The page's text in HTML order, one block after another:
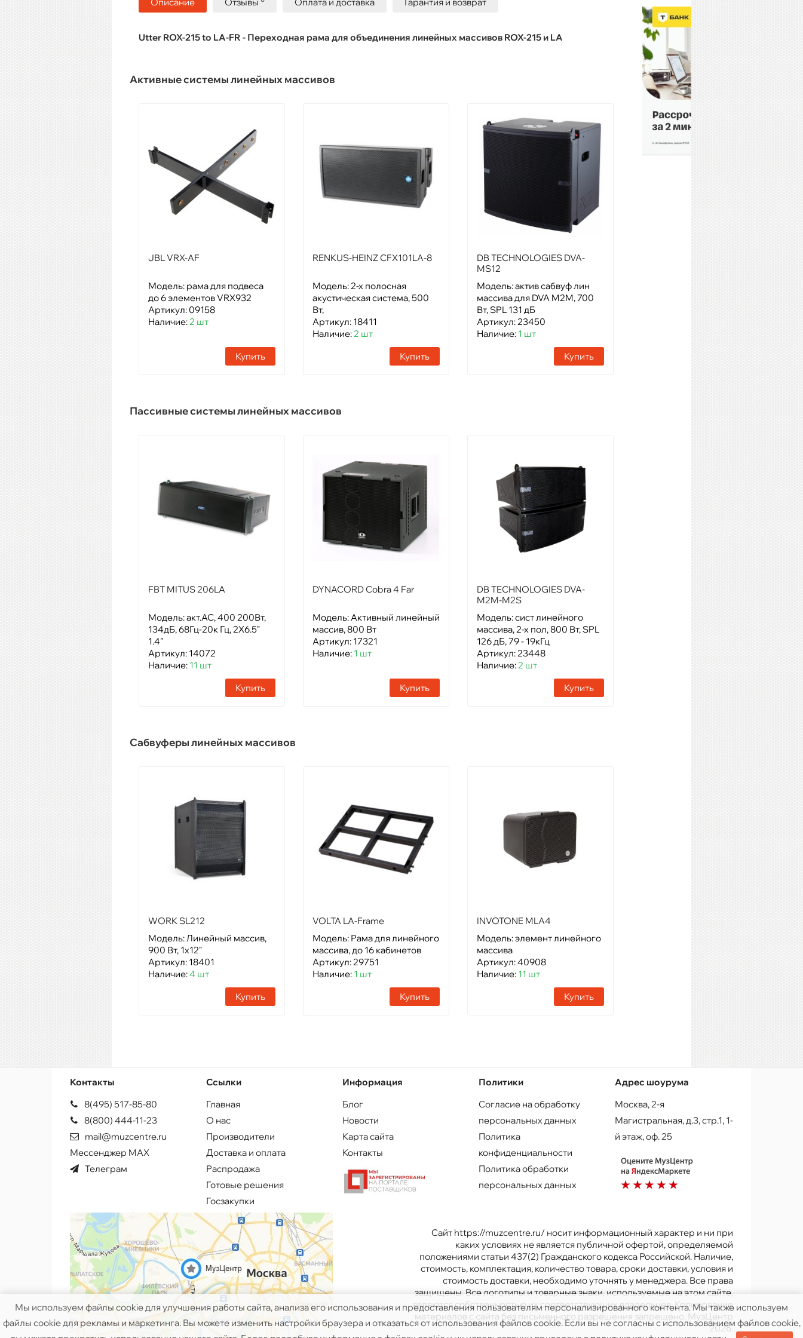
Utter ROX-215 to LA-FR - Переходная рама для объединения линейных массивов ROX-215 и LA
Активные системы линейных массивов
JBL VRX-AF
Модель: рама для подвеса
до 6 элементов VRX932
Артикул: 09158
Наличие:2 шт
Купить
RENKUS-HEINZ CFX101LA-8
Модель: 2-х полосная
акустическая система, 500
Вт,
Артикул: 18411
Наличие:2 шт
Купить
DB TECHNOLOGIES DVA-
MS12
Модель: актив сабвуф лин
массива для DVA M2M, 700
Вт, SPL 131 дБ
Артикул: 23450
Наличие: 1 шт
Купить
Пассивные системы линейных массивов
FBT MITUS 206LA
Модель: акт.АС, 400 200Вт,
134дБ, 68Гц-20к Гц, 2X6.5"
1.4"
Артикул: 14072
Наличие: 11 шт
Купить
DYNACORD Cobra 4 Far
Модель: Активный линейный
массив, 800 Вт
Артикул: 17321
Наличие: 1 шт
Купить
DB TECHNOLOGIES DVA-
M2M-M2S
Модель: сист линейного
массива, 2-х пол, 800 Вт, SPL
126 дБ, 79 - 19кГц
Артикул: 23448
Наличие:2 шт
Купить
Сабвуферы линейных массивов
WORK SL212
Модель: Линейный массив,
900 Вт, 1х12"
Артикул: 18401
Наличие:4 шт
Купить
VOLTA LA-Frame
Модель: Рама для линейного
массива, до 16 кабинетов
Артикул: 29751
Наличие: 1 шт
Купить
INVOTONE MLA4
Модель: элемент линейного
массива
Артикул: 40908
Наличие: 11 шт
Купить
Контакты
8(495) 517-85-80
8(800) 444-11-23
mail@muzcentre.ru
Мессенджер MAX
Телеграм
Ссылки
Главная
О нас
Производители
Доставка и оплата
Распродажа
Готовые решения
Госзакупки
Информация
Блог
Новости
Карта сайта
Контакты
Политики
Согласие на обработку
персональных данных
Политика
конфиденциальности
Политика обработки
персональных данных
Адрес шоурума
Москва, 2-я
Магистральная, д.3, стр.1, 1-
й этаж, оф. 25
Сайт https://muzcentre.ru/ носит информационный характер и ни при
каких условиях не является публичной офертой, определяемой
положениями статьи 437(2) Гражданского кодекса Российской. Наличие,
стоимость, комплектация, количество товара, сроки доставки, условия и
стоимость доставки, необходимо уточнять у менеджера. Все права
защищены. Все логотипы и товарные знаки, используемые на этом сайте,
являются собственностью их соответствующих владельцев. Копирование
материалов с сайта без письменного разрешения запрещено. МузЦентр
2026.
Мы используем файлы cookie для улучшения работы сайта, анализа его использования и предоставления пользователям персонализированного контента. Мы также используем
файлы cookie для рекламы и маркетинга. Вы можете изменить настройки браузера и отказаться от использования файлов cookie. Если вы не согласны с использованием файлов cookie,